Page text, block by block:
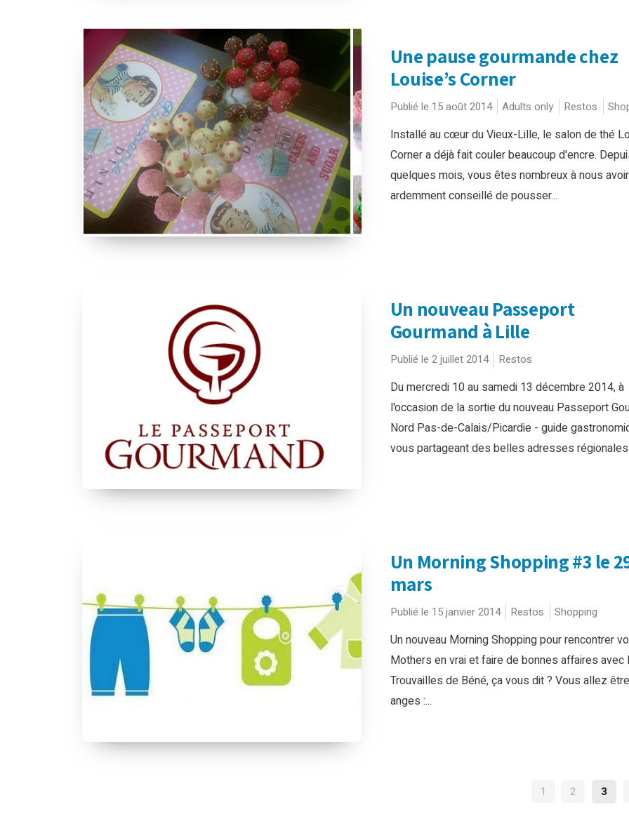
Une pause gourmande chez
Louise’s Corner
Publié le 15 août 2014 Adults only Restos
Installé au cœur du Vieux-Lille, le salon de thé
Corner a déjà fait couler beaucoup d'encre.
quelques mois, vous êtes nombreux à nous avoir
ardemment conseillé de pousser...
Un nouveau Passeport
Gourmand à Lille
Publié le 2 juillet 2014 Restos
Du mercredi 10 au samedi 13 décembre 2014, à
l'occasion de la sortie du nouveau Passeport
Nord Pas-de-Calais/Picardie - guide
vous partageant des belles adresses régionales
Un Morning Shopping #3 le
mars
Publié le 15 janvier 2014 Restos Shopping
Un nouveau Morning Shopping pour rencontrer
Mothers en vrai et faire de bonnes affaires avec
Trouvailles de Béné, ça vous dit ? Vous allez
anges :...
1 2 3